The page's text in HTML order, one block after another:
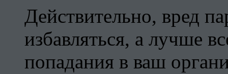
Действительно, вред
избавляться, а лучше
попадания в ваш